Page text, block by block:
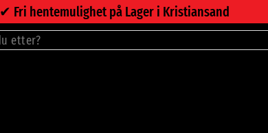
✔︎ Fri hentemulighet på Lager i Kristiansand